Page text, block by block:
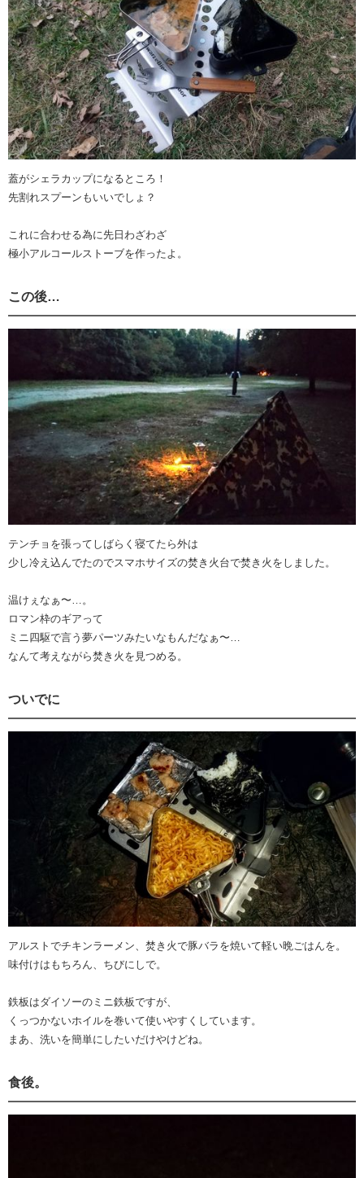
蓋がシェラカップになるところ！
先割れスプーンもいいでしょ？
これに合わせる為に先日わざわざ
極小アルコールストーブを作ったよ。
この後…
テンチョを張ってしばらく寝てたら外は
少し冷え込んでたのでスマホサイズの焚き火台で焚き火をしました。
温けぇなぁ〜…。
ロマン枠のギアって
ミニ四駆で言う夢パーツみたいなもんだなぁ〜…
なんて考えながら焚き火を見つめる。
ついでに
アルストでチキンラーメン、焚き火で豚バラを焼いて軽い晩ごはんを。
味付けはもちろん、ちびにしで。
鉄板はダイソーのミニ鉄板ですが、
くっつかないホイルを巻いて使いやすくしています。
まあ、洗いを簡単にしたいだけやけどね。
食後。